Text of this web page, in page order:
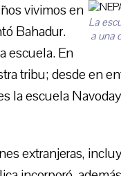
La
a una
vivimos en
Bahadur.
escuela. En
tribu; desde en
la escuela
extranjeras,